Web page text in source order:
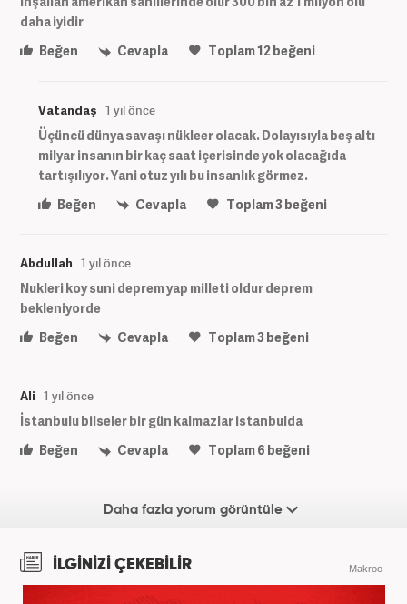
daha iyidir
Beğen
Cevapla Toplam12beğeni
Vatandaş 1 yıl önce
Üçüncü dünya savaşı nükleer olacak. Dolayısıyla beş altı
milyar insanın bir kaç saat içerisinde yok olacağıda
tartışılıyor. Yani otuz yılı bu insanlık görmez.
Beğen
Cevapla Toplam3beğeni
Abdullah 1 yıl önce
Nukleri koy suni deprem yap milleti oldur deprem
bekleniyorde
Beğen
Cevapla Toplam3beğeni
Ali 1 yıl önce
İstanbulu bilseler bir gün kalmazlar istanbulda
Beğen
Cevapla Toplam6 beğeni
Daha fazla yorum görüntüle
İLGİNİZİ ÇEKEBİLİR Makroo